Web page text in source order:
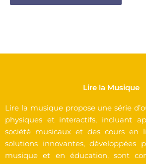
Lire la Musique
Lire la musique propose une série
physiques et interactifs, incluant
société musicaux et des cours en
solutions innovantes, développées
musique et en éducation, sont